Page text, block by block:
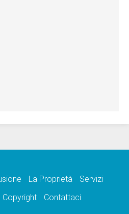
La Proprietà
Servizi
Copyright Contattaci